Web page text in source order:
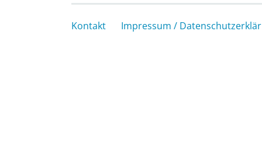
Kontakt Impressum /